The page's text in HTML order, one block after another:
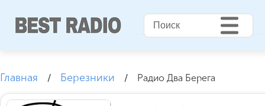
Главная / Березники / Радио Два Берега